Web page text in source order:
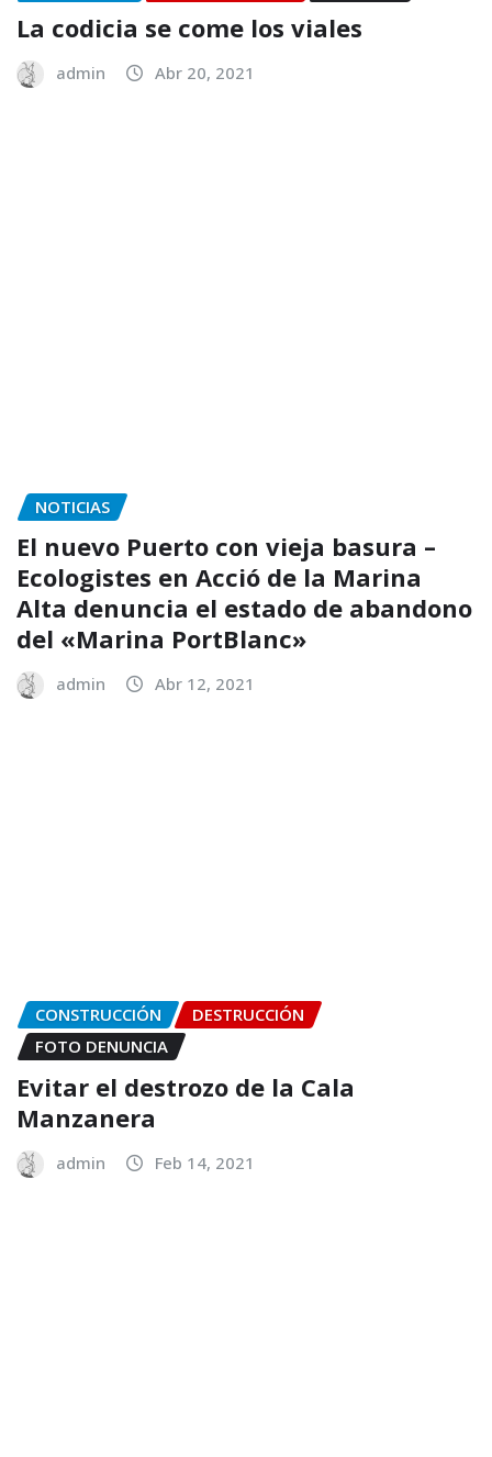
La codicia se come los viales
admin Abr 20, 2021
NOTICIAS
El nuevo Puerto con vieja basura –
Ecologistes en Acció de la Marina
Alta denuncia el estado de abandono
del «Marina PortBlanc»
admin Abr 12, 2021
CONSTRUCCIÓN
DESTRUCCIÓN
FOTO DENUNCIA
Evitar el destrozo de la Cala
Manzanera
admin Feb 14, 2021